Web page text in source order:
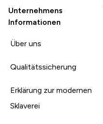
Unternehmens
Informationen
Über uns
Qualitätssicherung
Erklärung zur modernen
Sklaverei